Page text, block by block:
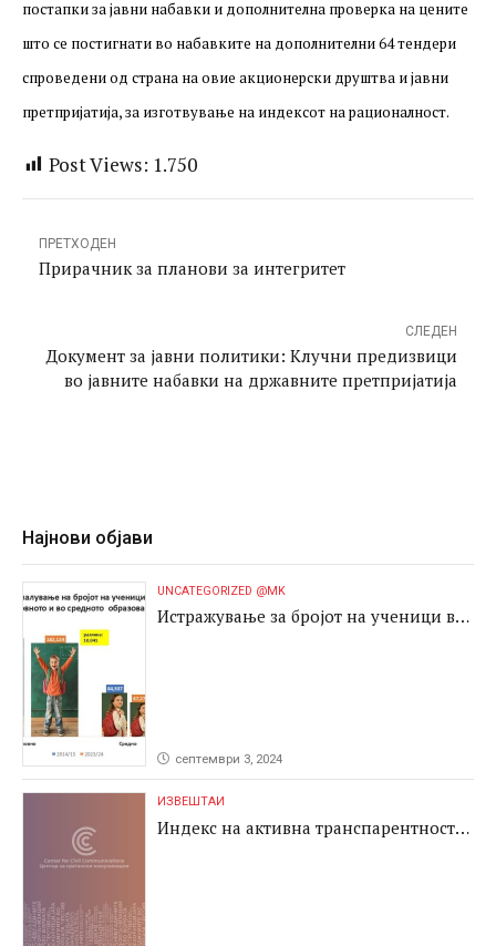
од корупција во јавните набавки низ сите
фази во кои тие се спроведуваат,
набавки и реализацијата на склучените
основа на детален скрининг на 103
дополнителна проверка на цените што
се постигнати во набавките на
индексот на рационалност.
постапки за јавни набавки и дополнителна проверка на цените
што се постигнати во набавките на дополнителни 64 тендери
спроведени од страна на овие акционерски друштва и јавни
претпријатија, за изготвување на индексот на рационалност.
Post Views: 1.750
ПРЕТХОДЕН
Прирачник за планови за интегритет
СЛЕДЕН
Документ за јавни политики: Клучни предизвици
во јавните набавки на државните претпријатија
Најнови објави
UNCATEGORIZED @MK
Истражување за бројот на ученици во
септември 3, 2024
ИЗВЕШТАИ
Индекс на активна транспарентност